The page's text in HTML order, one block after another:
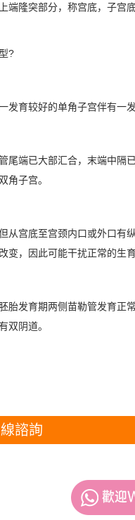
隆突部分，称宫底，子宫
?
育较好的单角子宫伴有一发
端已大部汇合，末端中隔已
角子宫。
宫底至宫颈内口或外口有
变，因此可能干扰正常的生育
发育期两侧苗勒管发育正
双阴道。
諮詢